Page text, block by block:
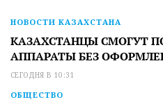
НОВОСТИ КАЗАХСТАНА
КАЗАХСТАНЦЫ СМОГУТ
АППАРАТЫ БЕЗ
СЕГОДНЯ В 10:31
ОБЩЕСТВО